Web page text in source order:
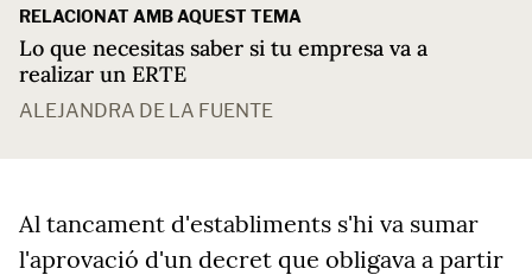
RELACIONAT AMB AQUEST TEMA
Lo que necesitas saber si tu empresa va a
realizar un ERTE
ALEJANDRA DE LA FUENTE
Al tancament d'establiments s'hi va sumar
l'aprovació d'un decret que obligava a partir